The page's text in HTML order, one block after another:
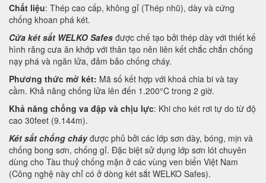
Chất liệu: Thép cao cấp, không gỉ (Thép nhũ), dày và cứng
chống khoan phá két.
Cửa két sắt WELKO Safes được chế tạo bởi thép dày với thiết kế
hình răng cưa ăn khớp với thân tạo nên liên kết chắc chắn chống
nạy phá và ngăn lửa, đảm bảo chống cháy.
Phương thức mở két: Mã số kết hợp với khoá chia bi và tay
cầm. Khả năng chống lửa lên đến 1.200°C trong 2 giờ.
Khả năng chống va đập và chịu lực: Khi cho két rơi tự do từ độ
cao 30feet (9.144m).
Két sắt chống cháyđược phủ bởi các lớp sơn dày, bóng, mịn và
chống bong sơn, chống gỉ. Đặc biệt sử dụng lớp sơn lót chuyên
dùng cho Tàu thuỷ chống mặn ở các vùng ven biển Việt Nam
(Công nghệ này chỉ có ở dòng két sắt WELKO Safes).